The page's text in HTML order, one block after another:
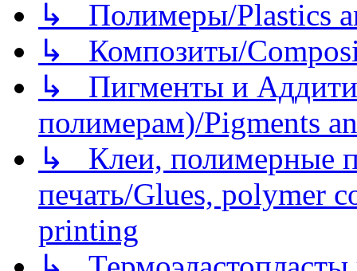
↳ Полимеры/Plastics
↳ Композиты/
↳ Пигменты и
полимерам)/Pigments
↳ Клеи, полимерные
печать/Glues, polymer
printing